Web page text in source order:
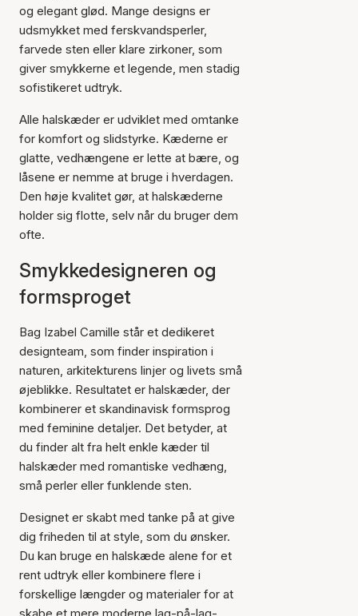
og elegant glød. Mange designs er
udsmykket med ferskvandsperler,
farvede sten eller klare zirkoner, som
giver smykkerne et legende, men stadig
sofistikeret udtryk.
Alle halskæder er udviklet med omtanke
for komfort og slidstyrke. Kæderne er
glatte, vedhængene er lette at bære, og
låsene er nemme at bruge i hverdagen.
Den høje kvalitet gør, at halskæderne
holder sig flotte, selv når du bruger dem
ofte.
Smykkedesigneren og
formsproget
Bag Izabel Camille står et dedikeret
designteam, som finder inspiration i
naturen, arkitekturens linjer og livets små
øjeblikke. Resultatet er halskæder, der
kombinerer et skandinavisk formsprog
med feminine detaljer. Det betyder, at
du finder alt fra helt enkle kæder til
halskæder med romantiske vedhæng,
små perler eller funklende sten.
Designet er skabt med tanke på at give
dig friheden til at style, som du ønsker.
Du kan bruge en halskæde alene for et
rent udtryk eller kombinere flere i
forskellige længder og materialer for at